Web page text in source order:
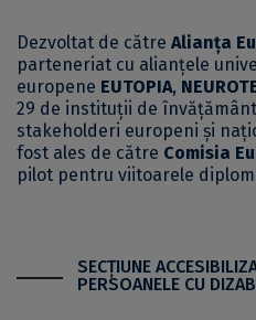
Dezvoltat de către Alianța
parteneriat cu alianțele
europene EUTOPIA,
29 de instituții de
stakeholderi europeni și
fost ales de către Comisia
pilot pentru viitoarele
SECŢIUNE
PERSOANELE CU